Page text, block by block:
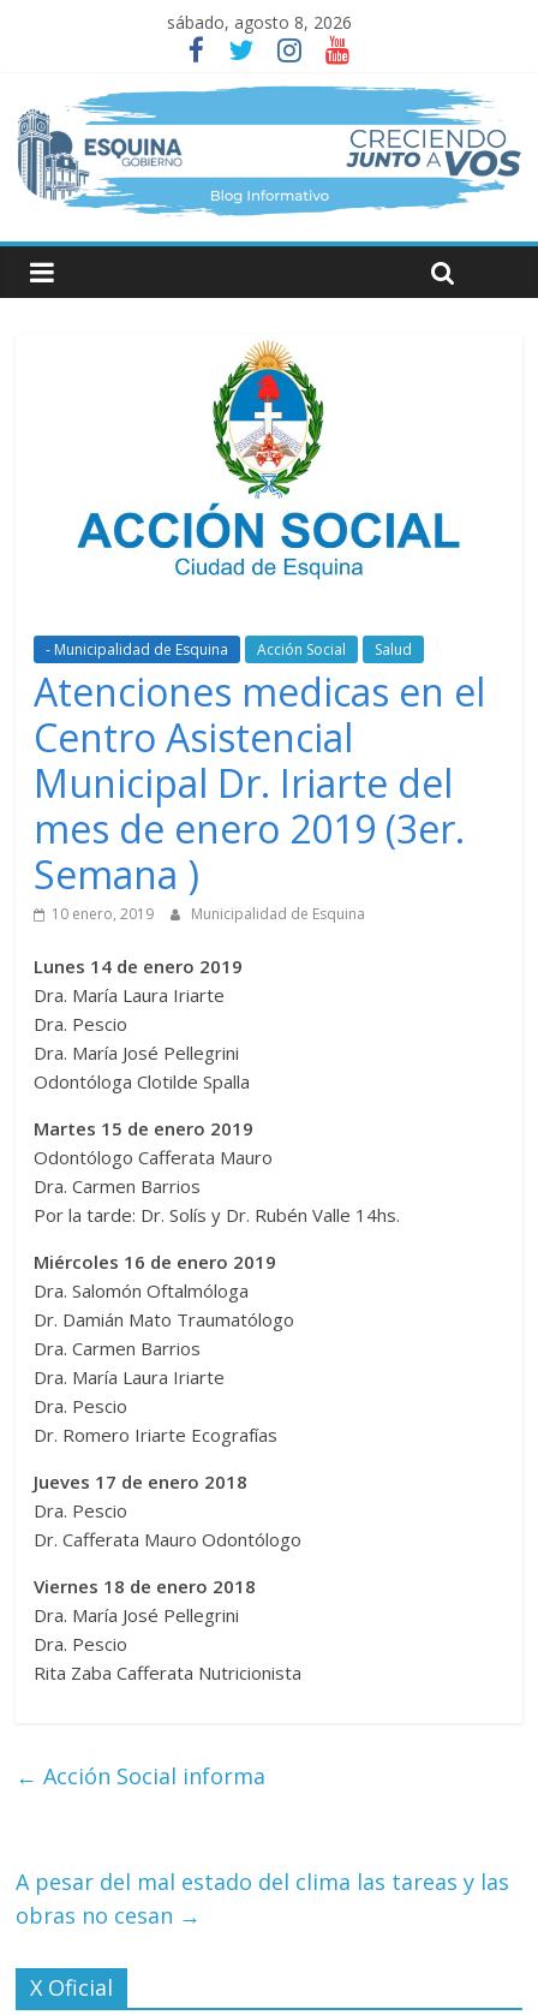
sábado, agosto 8, 2026
- Municipalidad de Esquina Acción Social Salud
Atenciones medicas en el
Centro Asistencial
Municipal Dr. Iriarte del
mes de enero 2019 (3er.
Semana )
10 enero, 2019 Municipalidad de Esquina
Lunes 14 de enero 2019
Dra. María Laura Iriarte
Dra. Pescio
Dra. María José Pellegrini
Odontóloga Clotilde Spalla
Martes 15 de enero 2019
Odontólogo Cafferata Mauro
Dra. Carmen Barrios
Por la tarde: Dr. Solís y Dr. Rubén Valle 14hs.
Miércoles 16 de enero 2019
Dra. Salomón Oftalmóloga
Dr. Damián Mato Traumatólogo
Dra. Carmen Barrios
Dra. María Laura Iriarte
Dra. Pescio
Dr. Romero Iriarte Ecografías
Jueves 17 de enero 2018
Dra. Pescio
Dr. Cafferata Mauro Odontólogo
Viernes 18 de enero 2018
Dra. María José Pellegrini
Dra. Pescio
Rita Zaba Cafferata Nutricionista
← Acción Social informa
A pesar del mal estado del clima las tareas y las
obras no cesan →
X Oficial